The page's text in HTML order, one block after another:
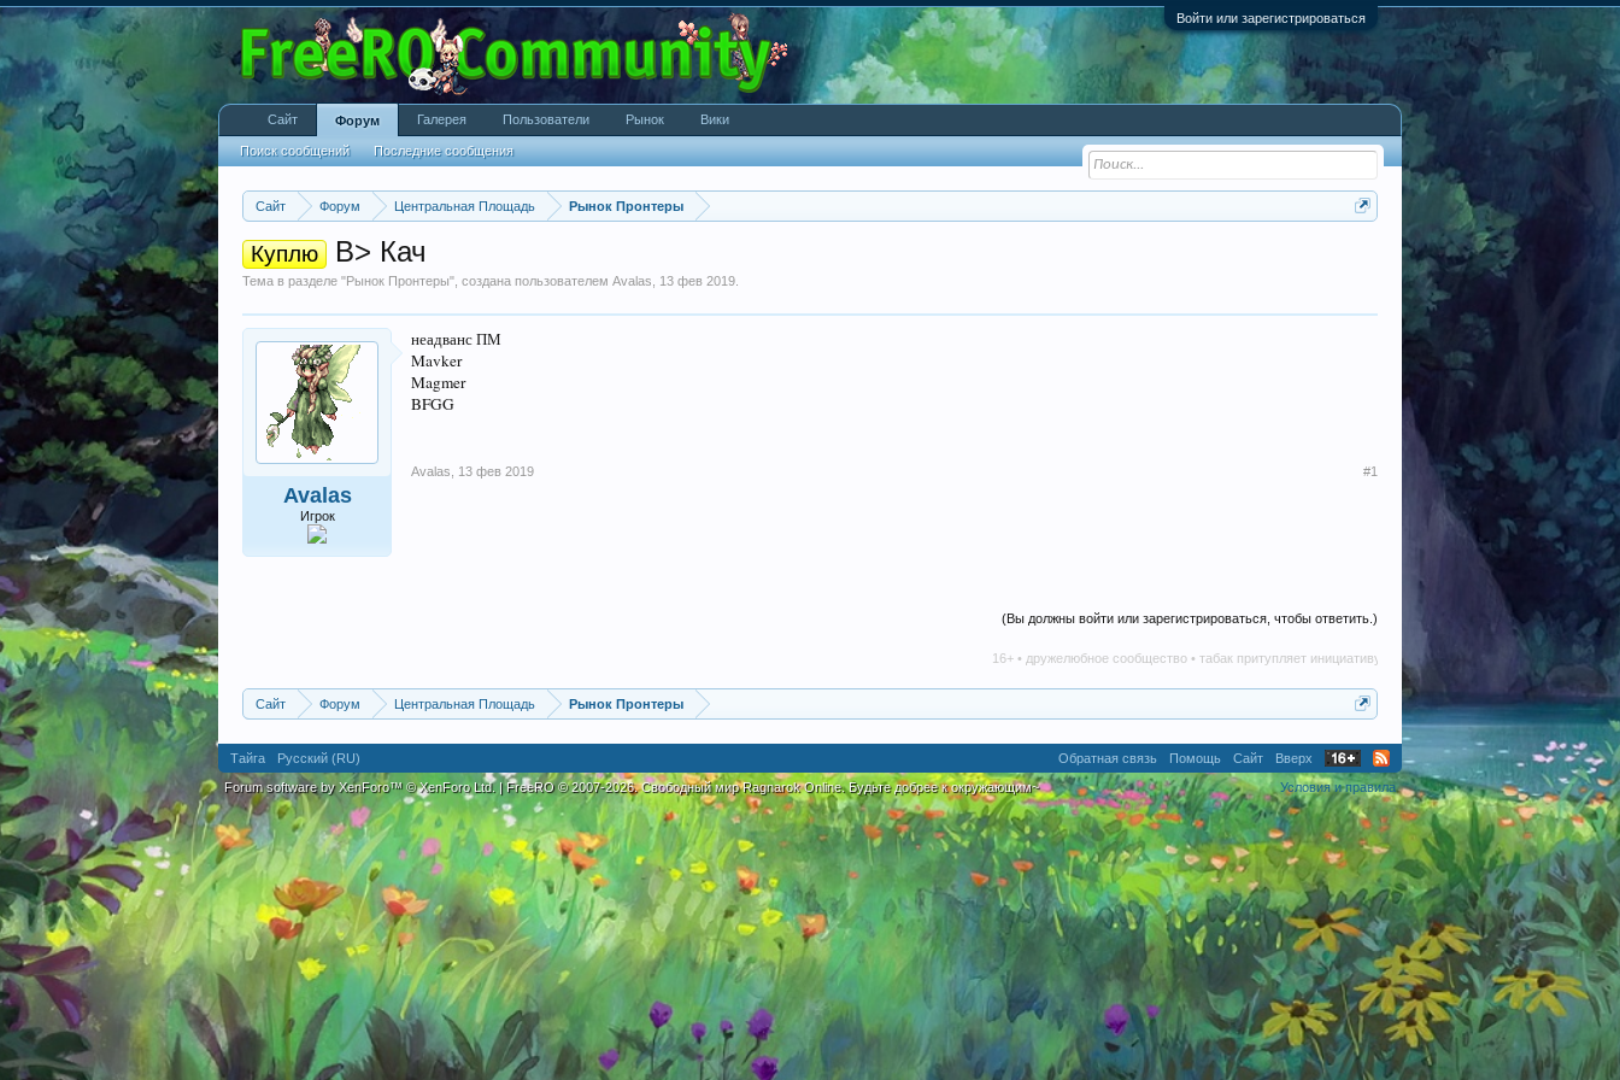
Войти или зарегистрироваться
Сайт Форум Центральная Площадь Рынок Пронтеры
Куплю B> Кач
Тема в разделе "Рынок Пронтеры", создана пользователем Avalas 13 фев 2019
Avalas
Игрок
неадванс ПМ
Mavker
Magmer
BFGG
Avalas 13 фев 2019 #1
(Вы должны войти или зарегистрироваться, чтобы ответить.)
16+ • дружелюбное сообщество • табак притупляет инициативу • алкоголь наносит вред в любом
Сайт Форум Центральная Площадь Рынок Пронтеры
Сайт Форум
Поиск сообщений Последние сообщения
Галерея Пользователи Рынок Вики
Тайга Русский (RU) Обратная связь Помощь Сайт
Вверх
Условия и правила
Forum software by XenForo™ © XenForo Ltd.|FreeRO©2007-2026. Свободный мир Ragnarok Online. Будьте добрее к окружающим~